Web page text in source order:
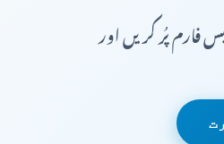
فارم پُر کریں اور